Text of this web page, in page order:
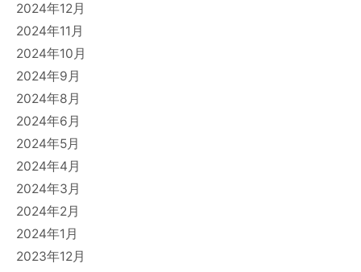
2024年12月
2024年11月
2024年10月
2024年9月
2024年8月
2024年6月
2024年5月
2024年4月
2024年3月
2024年2月
2024年1月
2023年12月